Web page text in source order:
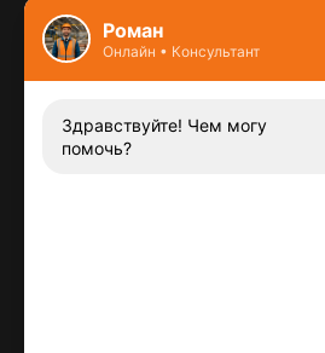
Контакты
Заказать звонок
Роман
Онлайн • Консультант
Здравствуйте! Чем могу
помочь?